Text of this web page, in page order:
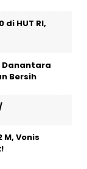
HUT RI,
Danantara
Bersih
M, Vonis